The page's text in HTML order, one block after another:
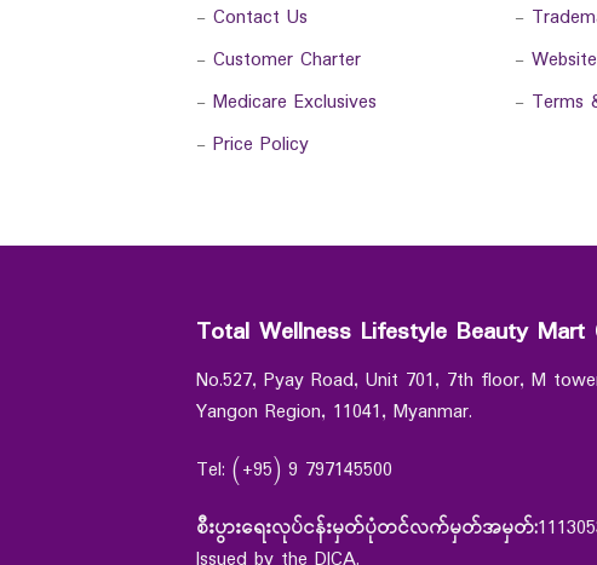
- Contact Us
- Customer Charter
- Medicare Exclusives
- Price Policy
-
-
- Terms
Total Wellness Lifestyle Beauty Mart
No.527, Pyay Road, Unit 701, 7th floor, M
Yangon Region, 11041, Myanmar.
Tel: (+95) 9 797145500
စီးပွားရေးလုပ်ငန်းမှတ်ပုံတင်လက်မှတ်အမှတ်:
Issued by the DICA.